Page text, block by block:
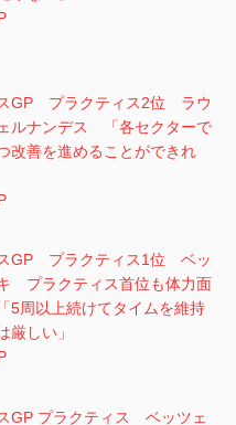
GP プラクティス2位 ラウ
ルナンデス 「各セクターで
改善を進めることができれ
GP プラクティス1位 ベッ
プラクティス首位も体力面
5周以上続けてタイムを維持
厳しい」
GP プラクティス ベッツェ